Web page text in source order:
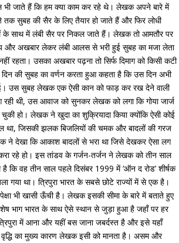
जाते हैं कि हम क्या काम कर रहे थे। लेखक अपने बारे में
सुबह की सैर के लिए तैयार हो जाते हैं और फिर लोधी
के साथ में लंबी सैर पर निकल जाते हैं। लेखक तो आमतौर पर
और अखबार लेकर लंबी आलस से भरी हुई सुबह का मजा लेता
उसका अखबार पढ़ना तो सिर्फ दिमाग को किसी कटी
की सुबह का वर्णन करता हुआ कहता है कि उस दिन अभी
उस सुबह लेखक एक ऐसी कान को फाड़ कर रख देने वाली
थी, उस आवाज को सुनकर लेखक को लगा कि गोया जार्ज
हो। लेखक ने खुदा का शुक्रियादा किया क्योंकि ऐसी कोई
था, जिसकी झलक बिजलियों की चमक और बादलों की गरज
देखा कि आकाश बादलों से भरा था जिसे देखकर ऐसा लग
रहे हो। इस तांडव के गर्जन-तर्जन ने लेखक को तीन साल
कि वह तीन साल पहले दिसंबर 1999 में ‘ऑन द रोड’ शीर्षक
गया था। त्रिपुरा भारत के सबसे छोटे राज्यों में से एक है।
भी खासी ऊँची है। लेखक इसकी सीमा के बारे में बताते हुए
भाग भारत के साथ ऐसे स्थान से जुड़ा हुआ है जहाँ पर हर
में आना और यहीं बस जाना जबर्दस्त है और इसे यहाँ
वृद्धि का मुख्य कारण लेखक इसी को मानता है। असम और